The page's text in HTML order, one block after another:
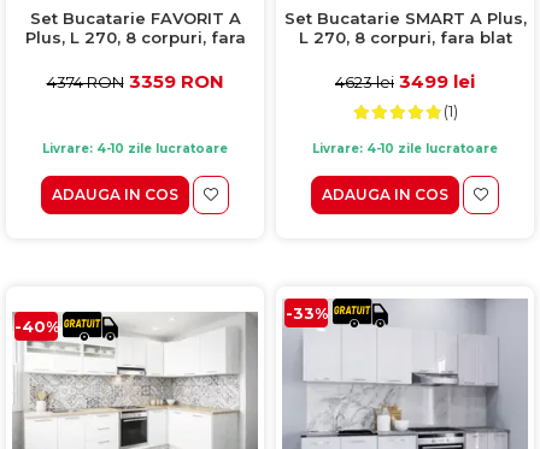
Set Bucatarie FAVORIT A
Plus, L 270, 8 corpuri, fara
sonoma, fronturi alb lucios
4374 RON 3359 RON
Livrare: 4-10 zile lucratoare
ADAUGA IN COS
Set Bucatarie SMART A Plus,
L 270, 8 corpuri, fara blat
sonoma, fronturi alb mat
4623 lei 3499 lei
(1)
Livrare: 4-10 zile lucratoare
ADAUGA IN COS
-40%
-33%